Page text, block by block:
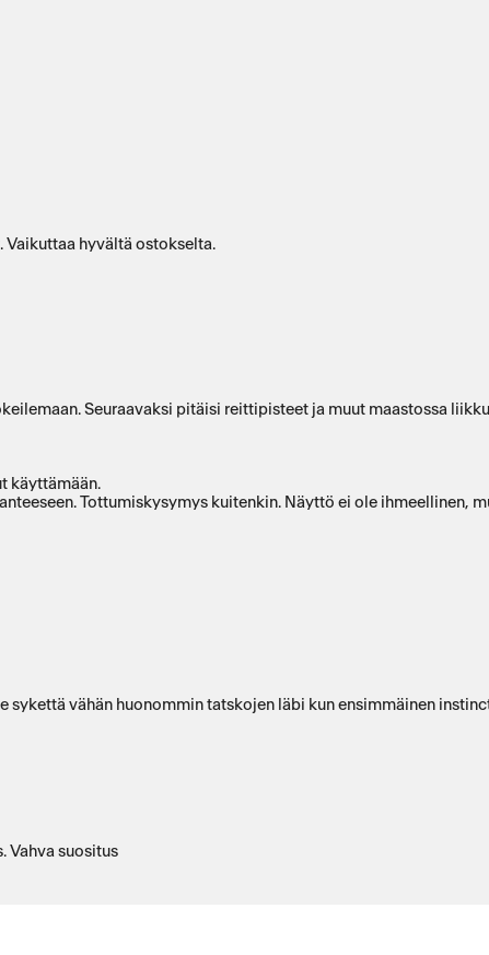
Vaikuttaa hyvältä ostokselta.
Seuraavaksi pitäisi reittipisteet ja muut maastossa
käyttämään.
ei ole ihmeellinen, mutta täysin riittävä omalle silmälle ja
vähän huonommin tatskojen läbi kun ensimmäinen
Vahva suositus